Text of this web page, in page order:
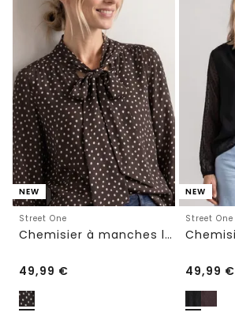
NEW
Street One
Chemisier à manches longues avec nœud décoratif
49,99 €
NEW
Street One
49,99 €